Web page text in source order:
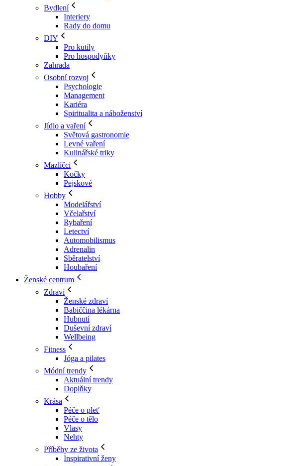
Bydlení
Interiery
Rady do domu
DIY
Pro kutily
Pro hospodyňky
Zahrada
Osobní rozvoj
Psychologie
Management
Kariéra
Spiritualita a náboženství
Jídlo a vaření
Světová gastronomie
Levné vaření
Kulinářské triky
Mazlíčci
Kočky
Pejskové
Hobby
Modelářství
Včelařství
Rybaření
Letectví
Automobilismus
Adrenalin
Sběratelství
Houbaření
Ženské centrum
Zdraví
Ženské zdraví
Babiččina lékárna
Hubnutí
Duševní zdraví
Wellbeing
Fitness
Jóga a pilates
Módní trendy
Aktuální trendy
Doplňky
Krása
Péče o pleť
Péče o tělo
Vlasy
Nehty
Příběhy ze života
Inspirativní ženy